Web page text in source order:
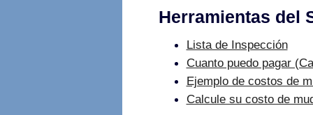
Herramientas del
Lista de Inspección
Cuanto puedo pagar
Ejemplo de costos de
Calcule su costo de